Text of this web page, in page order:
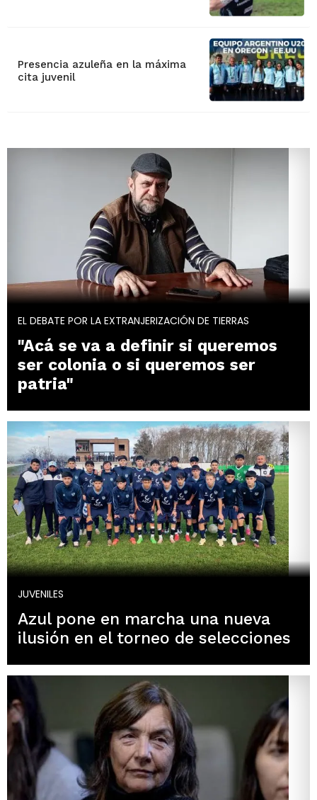
Presencia azuleña en la máxima
cita juvenil
EL DEBATE POR LA EXTRANJERIZACIÓN DE TIERRAS
"Acá se va a definir si queremos
ser colonia o si queremos ser
patria"
JUVENILES
Azul pone en marcha una nueva
ilusión en el torneo de selecciones